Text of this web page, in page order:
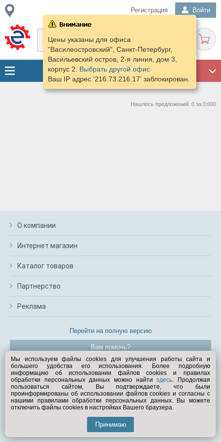
Регистрация Войти
Цены указаны для офиса
"Василеостровский", Санкт-Петербург,
Васильевский остров, 2-я линия, дом 3,
корпус 2. Выбрать другой офис
Ваш IP адрес '216.73.216.17' заблокирован.
Нашлось предложений: 0 за 0.000
О компании
Интернет магазин
Каталог товаров
Партнерство
Реклама
Перейти на полную версию
Вам помочь?
© Exist.ru 1998—2026
Мы используем файлы cookies для улучшения работы сайта и
большего удобства его использования. Более подробную
информацию об использовании файлов cookies и правилах
обработки персональных данных можно найтиздесь. Продолжая
пользоваться сайтом, Вы подтверждаете, что были
проинформированы об использовании файлов cookies и согласны с
нашими правилами обработки персональных данных. Вы можете
отключить файлы cookies в настройках Вашего браузера.
Принимаю